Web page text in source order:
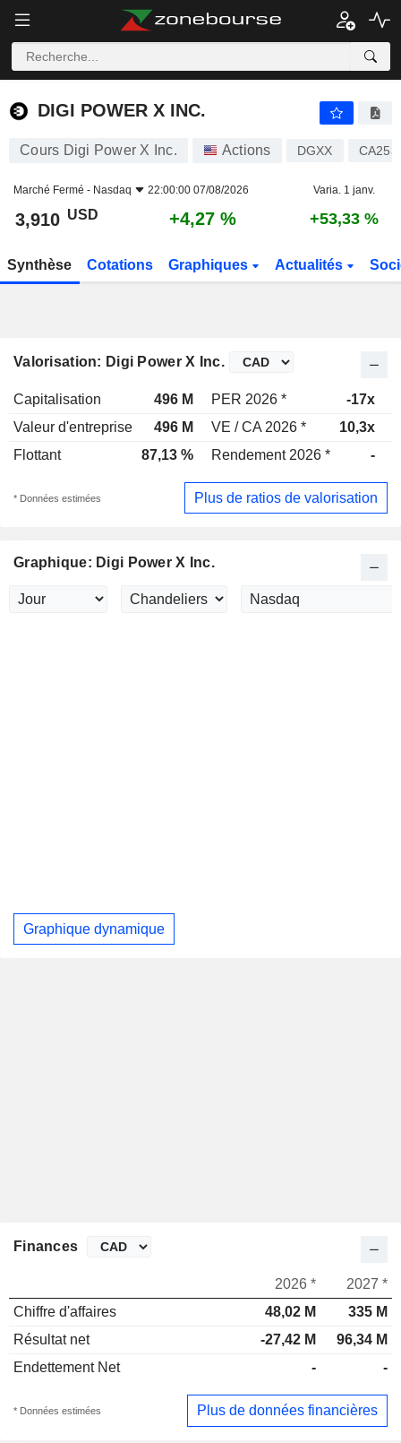
DIGI POWER X INC.
DIGI POWER X INC.
Cours Digi Power X Inc. Actions DGXX
Marché Fermé - Nasdaq 22:00:00 07/08/2026 Varia. 1 janv.
3,910 USD +4,27 % +53,33 %
Synthèse Cotations Graphiques Actualités
Valorisation: Digi Power X Inc.
Capitalisation 496 M PER 2026 * -17x
Valeur d'entreprise
496 M VE / CA 2026 * 10,3x
Flottant
87,13 % Rendement 2026 * -
* Données estimées Plus de ratios de valorisation
Graphique: Digi Power X Inc.
Graphique dynamique
Finances
2026 *
2027 *
Chiffre d'affaires
48,02 M
335 M
Résultat net
-27,42 M
96,34 M
Endettement Net
- -
* Données estimées Plus de données financières